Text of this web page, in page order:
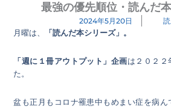
最強の優先順位・読んだ
2024年5月20日
月曜は、 「読んだ本シリーズ」。
「週に１冊アウトプット」企画は２０２２
た。
盆も正月もコロナ罹患中もめまい症を病